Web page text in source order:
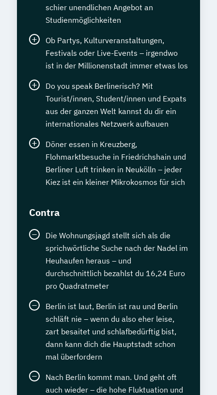
schier unendlichen Angebot an
Studienmöglichkeiten
Ob Partys, Kulturveranstaltungen,
Festivals oder Live-Events – irgendwo
ist in der Millionenstadt immer etwas los
Do you speak Berlinerisch? Mit
Tourist/innen, Student/innen und Expats
aus der ganzen Welt kannst du dir ein
internationales Netzwerk aufbauen
Döner essen in Kreuzberg,
Flohmarktbesuche in Friedrichshain und
Berliner Luft trinken in Neukölln – jeder
Kiez ist ein kleiner Mikrokosmos für sich
Contra
Die Wohnungsjagd stellt sich als die
sprichwörtliche Suche nach der Nadel im
Heuhaufen heraus – und
durchschnittlich bezahlst du 16,24 Euro
pro Quadratmeter
Berlin ist laut, Berlin ist rau und Berlin
schläft nie – wenn du also eher leise,
zart besaitet und schlafbedürftig bist,
dann kann dich die Hauptstadt schon
mal überfordern
Nach Berlin kommt man. Und geht oft
auch wieder – die hohe Fluktuation und